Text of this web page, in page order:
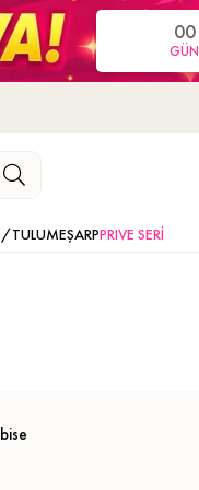
00
GÜN
TULUMEŞARPPRIVE SERİ